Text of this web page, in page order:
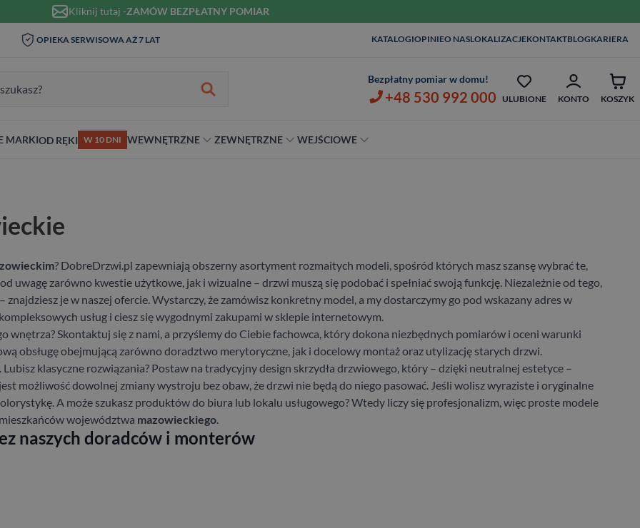
Kliknij tutaj -ZAMÓW BEZPŁATNY POMIAR
OPIEKA SERWISOWA AŻ 7 LAT MONTAŻ I KLAMKI OD 1ZŁ OPIEKA SERWISOWA AŻ 7
KATALOGIOPINIEO NASLOKALIZACJEKONTAKTBLOGKARIERA
Bezpłatny pomiar w domu!
+48 530 992 000 ULUBIONE KONTO KOSZYK
MARKIOD RĘKI W 10 DNI WEWNĘTRZNE
Ościeżnicą
90 cm
Na wymiar
ZEWNĘTRZNE
stylu
WEJŚCIOWE
? DobreDrzwi.pl zapewniają obszerny asortyment rozmaitych modeli, spośród których masz szansę wybrać te,
uwagę zarówno kwestie użytkowe, jak i wizualne – drzwi muszą się podobać i spełniać swoją funkcję. Niezależnie od tego,
je w naszej ofercie. Wystarczy, że zamówisz konkretny model, a my dostarczymy go pod wskazany adres w
usług i ciesz się wygodnymi zakupami w sklepie internetowym.
wnętrza? Skontaktuj się z nami, a przyślemy do Ciebie fachowca, który dokona niezbędnych pomiarów i oceni warunki
obsługę obejmującą zarówno doradztwo merytoryczne, jak i docelowy montaż oraz utylizację starych drzwi.
klasyczne rozwiązania? Postaw na tradycyjny design skrzydła drzwiowego, który – dzięki neutralnej estetyce –
możliwość dowolnej zmiany wystroju bez obaw, że drzwi nie będą do niego pasować. Jeśli wolisz wyraziste i oryginalne
A może szukasz produktów do biura lub lokalu usługowego? Wtedy liczy się profesjonalizm, więc proste modele
województwa mazowieckiego.
naszych doradców i monterów